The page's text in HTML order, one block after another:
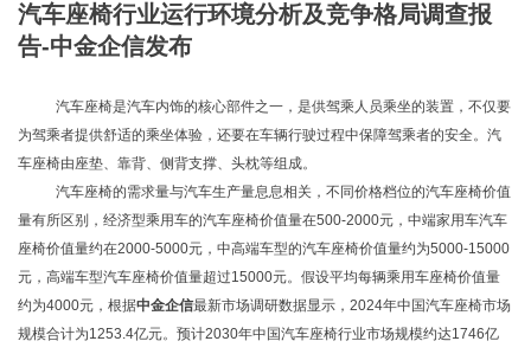
汽车座椅行业运行环境分析及竞争格局调查报
告-中金企信发布
汽车座椅是汽车内饰的核心部件之一，是供驾乘人员乘坐的装置，不仅要
为驾乘者提供舒适的乘坐体验，还要在车辆行驶过程中保障驾乘者的安全。汽
车座椅由座垫、靠背、侧背支撑、头枕等组成。
汽车座椅的需求量与汽车生产量息息相关，不同价格档位的汽车座椅价值
量有所区别，经济型乘用车的汽车座椅价值量在500-2000元，中端家用车汽车
座椅价值量约在2000-5000元，中高端车型的汽车座椅价值量约为5000-15000
元，高端车型汽车座椅价值量超过15000元。假设平均每辆乘用车座椅价值量
约为4000元， 根据中金企信最新市场调研数据显示，2024年中国汽车座椅市场
规模合计为1253.4亿元。预计2030年中国汽车座椅行业市场规模约达1746亿